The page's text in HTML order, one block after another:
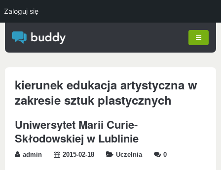
kierunek edukacja artystyczna w
zakresie sztuk plastycznych
Uniwersytet Marii Curie-
Skłodowskiej w Lublinie
admin 2015-02-18 Uczelnia 0
Zaloguj się